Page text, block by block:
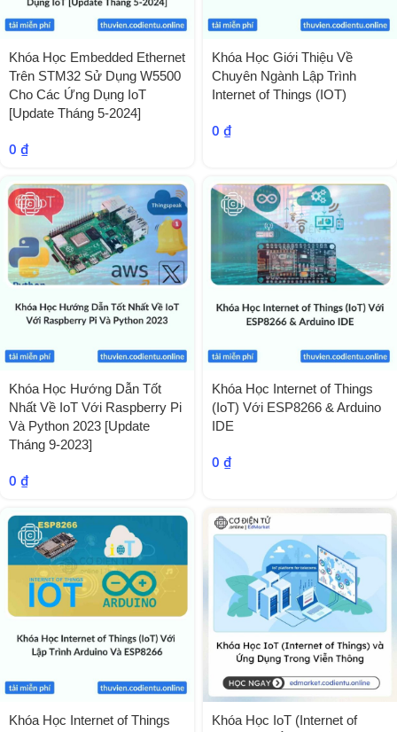
Khóa Học Embedded Ethernet
Trên STM32 Sử Dụng W5500
Cho Các Ứng Dụng IoT
[Update Tháng 5-2024]
0 ₫
Khóa Học Giới Thiệu Về
Chuyên Ngành Lập Trình
Internet of Things (IOT)
0 ₫
Khóa Học Hướng Dẫn Tốt
Nhất Về IoT Với Raspberry Pi
Và Python 2023 [Update
Tháng 9-2023]
0 ₫
Khóa Học Internet of Things
(IoT) Với ESP8266 & Arduino
IDE
0 ₫
Khóa Học Internet of Things
Khóa Học IoT (Internet of